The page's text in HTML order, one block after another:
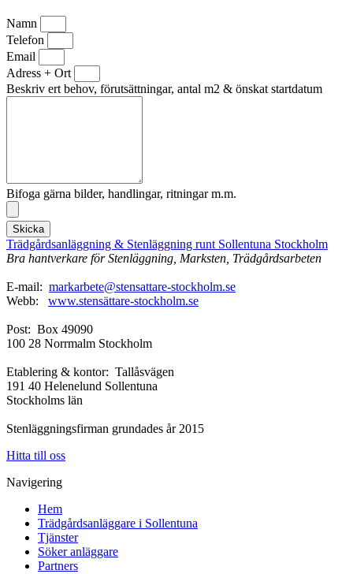
Namn
Telefon
Email
Adress + Ort
Beskriv ert behov, förutsättningar, antal m2 & önskat startdatum
Bifoga gärna bilder, handlingar, ritningar m.m.
Skicka
Trädgårdsanläggning & Stenläggning runt Sollentuna Stockholm
Bra hantverkare för Stenläggning, Marksten, Trädgårdsarbeten
E-mail: markarbete@stensattare-stockholm.se
Webb: www.stensättare-stockholm.se
Post: Box 49090
100 28 Norrmalm Stockholm
Etablering & kontor: Tallåsvägen
191 40 Helenelund Sollentuna
Stockholms län
Stenläggningsfirman grundades år 2015
Hitta till oss
Navigering
Hem
Trädgårdsanläggare i Sollentuna
Tjänster
Söker anläggare
Partners